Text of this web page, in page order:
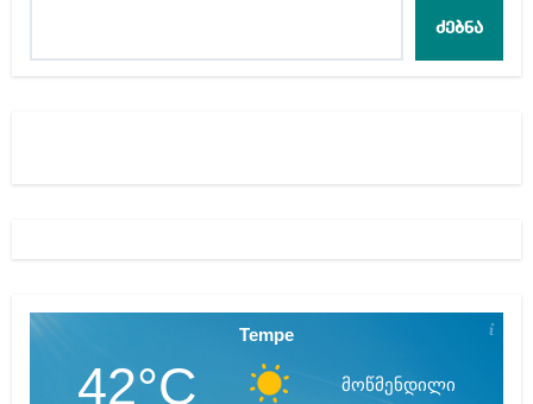
ძებნა
Tempe
42°C მოწმენდილი